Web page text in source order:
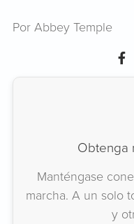
Por Abbey Temple
Obtenga
Manténgase
marcha. A un solo
y